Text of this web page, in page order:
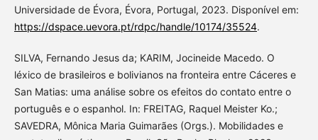
Universidade de Évora, Évora, Portugal, 2023. Disponível em:
https://dspace.uevora.pt/rdpc/handle/10174/35524.
SILVA, Fernando Jesus da; KARIM, Jocineide Macedo. O
léxico de brasileiros e bolivianos na fronteira entre Cáceres e
San Matias: uma análise sobre os efeitos do contato entre o
português e o espanhol. In: FREITAG, Raquel Meister Ko.;
SAVEDRA, Mônica Maria Guimarães (Orgs.). Mobilidades e